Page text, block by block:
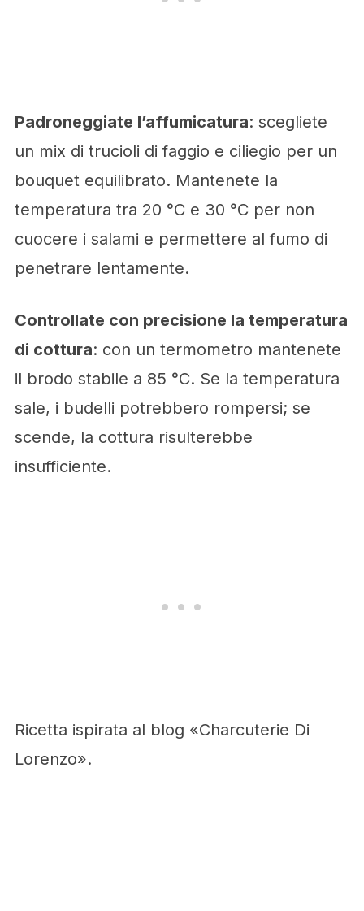
Padroneggiate l’affumicatura: scegliete
un mix di trucioli di faggio e ciliegio per un
bouquet equilibrato. Mantenete la
temperatura tra 20 °C e 30 °C per non
cuocere i salami e permettere al fumo di
penetrare lentamente.
Controllate con precisione la temperatura
di cottura: con un termometro mantenete
il brodo stabile a 85 °C. Se la temperatura
sale, i budelli potrebbero rompersi; se
scende, la cottura risulterebbe
insufficiente.
Ricetta ispirata al blog «Charcuterie Di
Lorenzo».